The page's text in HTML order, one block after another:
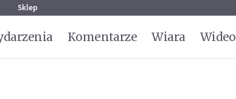
Sklep
Komentarze Wiara Wideo